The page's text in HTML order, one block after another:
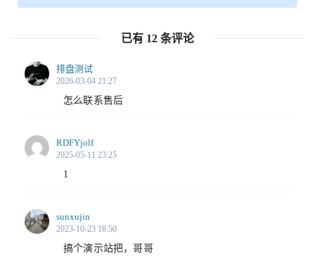
已有 12 条评论
排盘测试
2026-03-04 21:27
怎么联系售后
RDFYjolf
2025-05-11 23:25
1
sunxujin
2023-10-23 18:50
搞个演示站把，哥哥